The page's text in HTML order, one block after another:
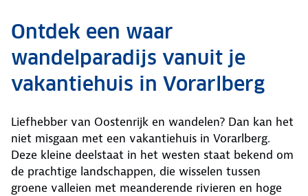
Ontdek een waar
wandelparadijs vanuit je
vakantiehuis in Vorarlberg
Liefhebber van Oostenrijk en wandelen? Dan kan het
niet misgaan met een vakantiehuis in Vorarlberg.
Deze kleine deelstaat in het westen staat bekend om
de prachtige landschappen, die wisselen tussen
groene valleien met meanderende rivieren en hoge